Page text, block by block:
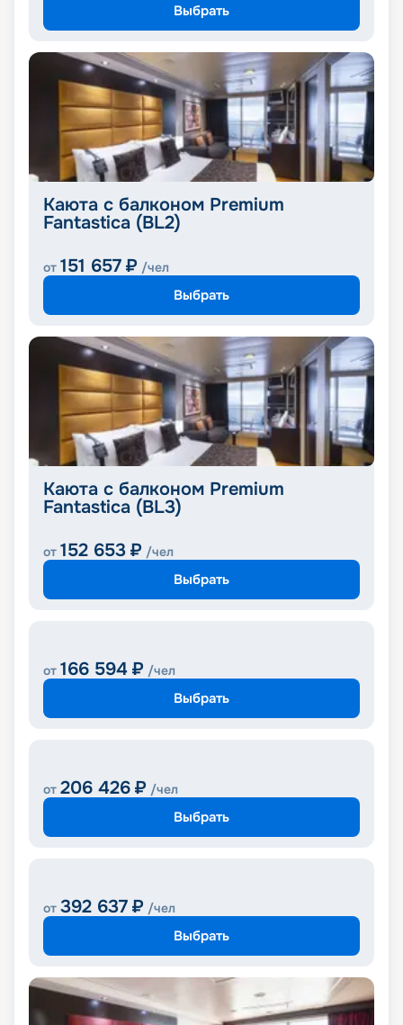
Выбрать
Каюта с балконом Premium
Fantastica (BL2)
от 151 657 ₽ /чел
Выбрать
Каюта с балконом Premium
Fantastica (BL3)
от 152 653 ₽ /чел
Выбрать
от 166 594 ₽ /чел
Выбрать
от 206 426 ₽ /чел
Выбрать
от 392 637 ₽ /чел
Выбрать